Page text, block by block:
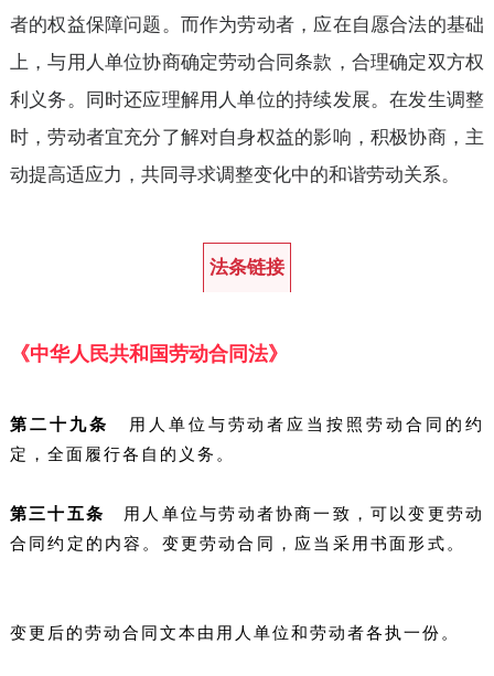
者的权益保障问题。而作为劳动者，应在自愿合法的基础
上，与用人单位协商确定劳动合同条款，合理确定双方权
利义务。同时还应理解用人单位的持续发展。在发生调整
时，劳动者宜充分了解对自身权益的影响，积极协商，主
动提高适应力，共同寻求调整变化中的和谐劳动关系。
法条链接
《中华人民共和国劳动合同法》
第二十九条
用人单位与劳动者应当按照劳动合同的约
定，全面履行各自的义务。
第三十五条
用人单位与劳动者协商一致，可以变更劳动
合同约定的内容。变更劳动合同，应当采用书面形式。
变更后的劳动合同文本由用人单位和劳动者各执一份。